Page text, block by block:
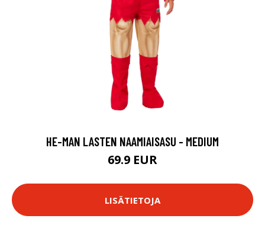
HE-MAN LASTEN NAAMIAISASU - MEDIUM
69.9 EUR
LISÄTIETOJA